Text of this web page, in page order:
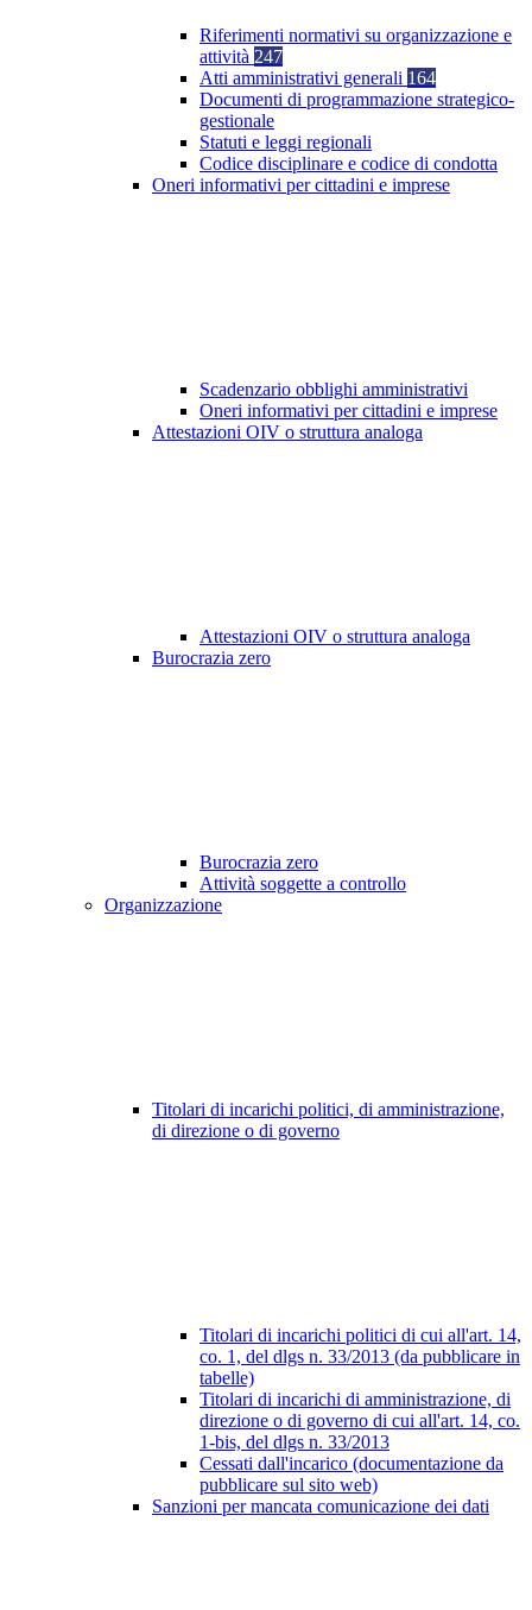
Riferimenti normativi su organizzazione e
attività 247
Atti amministrativi generali 164
Documenti di programmazione strategico-
gestionale
Statuti e leggi regionali
Codice disciplinare e codice di condotta
Oneri informativi per cittadini e imprese
Scadenzario obblighi amministrativi
Oneri informativi per cittadini e imprese
Attestazioni OIV o struttura analoga
Attestazioni OIV o struttura analoga
Burocrazia zero
Burocrazia zero
Attività soggette a controllo
Organizzazione
Titolari di incarichi politici, di amministrazione,
di direzione o di governo
Titolari di incarichi politici di cui all'art. 14,
co. 1, del dlgs n. 33/2013 (da pubblicare in
tabelle)
Titolari di incarichi di amministrazione, di
direzione o di governo di cui all'art. 14, co.
1-bis, del dlgs n. 33/2013
Cessati dall'incarico (documentazione da
pubblicare sul sito web)
Sanzioni per mancata comunicazione dei dati